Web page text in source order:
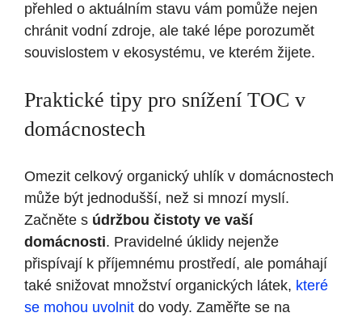
přehled⁣ o aktuálním stavu vám pomůže nejen
chránit vodní zdroje, ale ⁢také lépe porozumět
souvislostem ⁤v ekosystému, ve kterém žijete.
Praktické tipy pro snížení TOC v
domácnostech
Omezit celkový organický ‍uhlík v domácnostech‌
může být jednodušší, než si mnozí myslí.‍
Začněte ⁤s údržbou čistoty ve vaší
domácnosti. Pravidelné úklidy ‌nejenže⁤
přispívají k příjemnému prostředí, ‍ale pomáhají
také⁣ snižovat množství organických látek, které
se mohou uvolnit do vody. Zaměřte se na